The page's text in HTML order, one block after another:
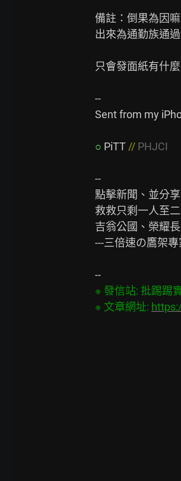
備註：倒果為因
出來為通勤族通過
只會發面紙有什麼
--
Sent from my
○ PiTT // PHJCI
--
點擊新聞、並分
救救只剩一人至
吉翁公國、榮耀
---三倍速の鷹架專
※ 發信站: 批踢踢
※ 文章網址: